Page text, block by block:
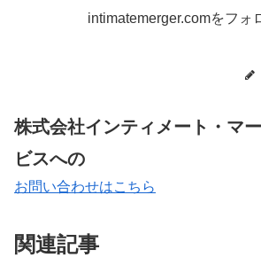
intimatemerger.comをフォ
株式会社インティメート・マ
ビスへの
お問い合わせはこちら
関連記事